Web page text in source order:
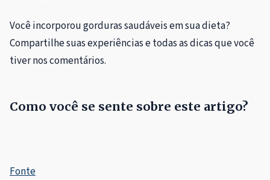
Você incorporou gorduras saudáveis ​​em sua dieta?
Compartilhe suas experiências e todas as dicas que você
tiver nos comentários.
Como você se sente sobre este artigo?
Fonte